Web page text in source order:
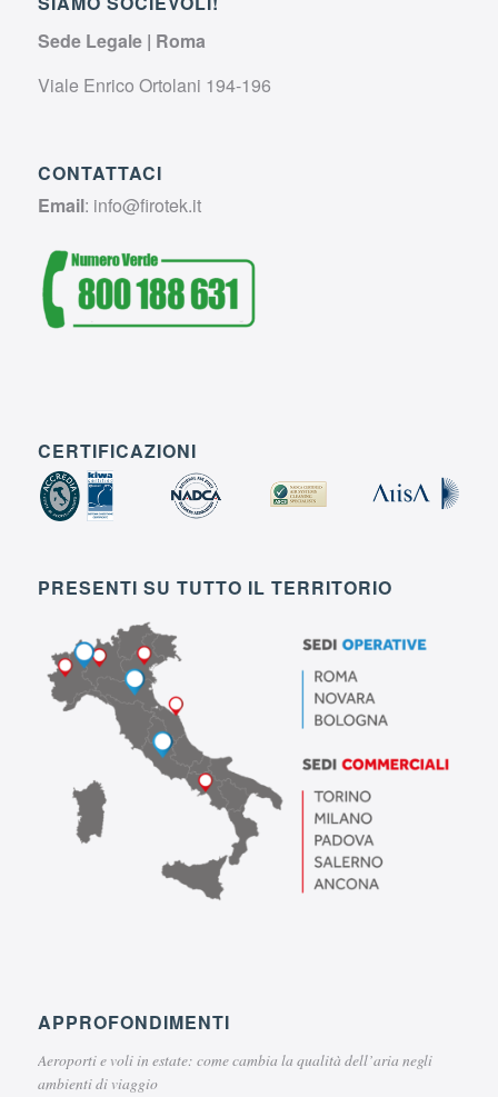
Sede Legale | Roma
Viale Enrico Ortolani 194-196
CONTATTACI
Email: info@firotek.it
CERTIFICAZIONI
PRESENTI SU TUTTO IL TERRITORIO
APPROFONDIMENTI
Aeroporti e voli in estate: come cambia la qualità dell’aria negli
ambienti di viaggio